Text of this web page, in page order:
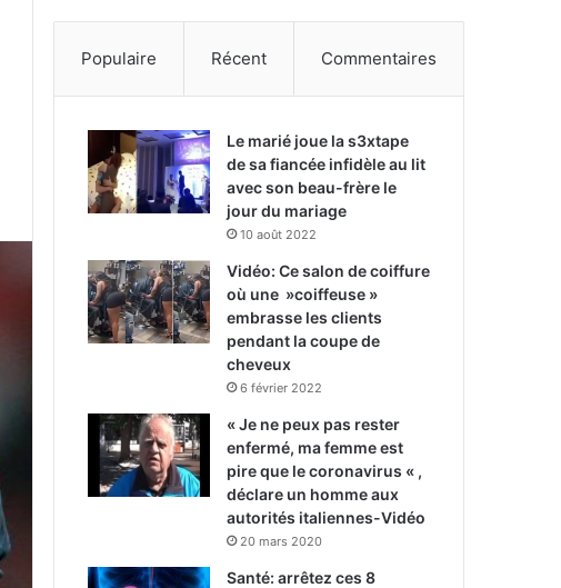
Populaire Récent Commentaires
Le marié joue la s3xtape
de sa fiancée infidèle au lit
avec son beau-frère le
jour du mariage
10 août 2022
Vidéo: Ce salon de coiffure
où une »coiffeuse »
embrasse les clients
pendant la coupe de
cheveux
6 février 2022
« Je ne peux pas rester
enfermé, ma femme est
pire que le coronavirus « ,
déclare un homme aux
autorités italiennes-Vidéo
20 mars 2020
Santé: arrêtez ces 8